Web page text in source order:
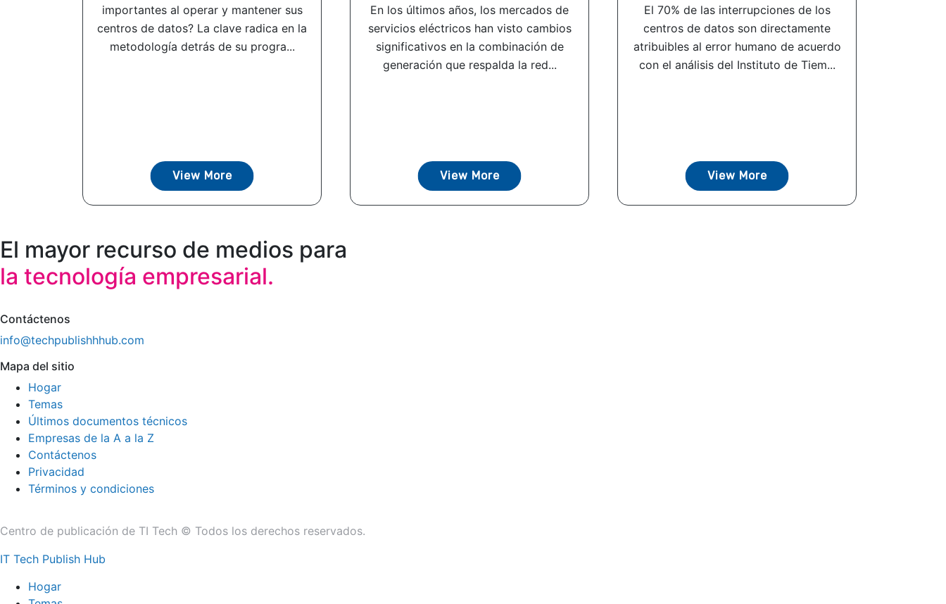
importantes al operar y mantener sus
centros de datos? La clave radica en la
metodología detrás de su progra...
View More
En los últimos años, los mercados de
servicios eléctricos han visto cambios
significativos en la combinación de
generación que respalda la red...
View More
El 70% de las interrupciones de los
centros de datos son directamente
atribuibles al error humano de acuerdo
con el análisis del Instituto de Tiem...
View More
El mayor recurso de medios para
la tecnología empresarial.
Contáctenos
info@techpublishhhub.com
Mapa del sitio
Hogar
Temas
Últimos documentos técnicos
Empresas de la A a la Z
Contáctenos
Privacidad
Términos y condiciones
Centro de publicación de TI Tech © Todos los derechos reservados.
IT Tech Publish Hub
Hogar